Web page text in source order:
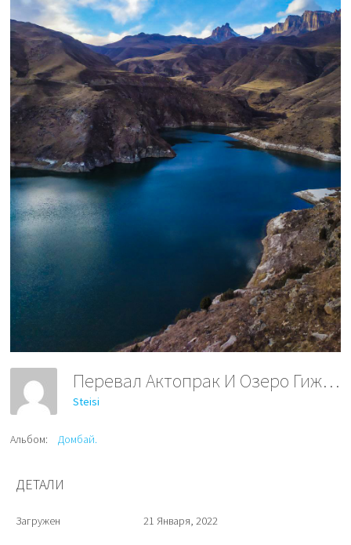
Перевал Актопрак И Озеро Гижгит 2
Steisi
Альбом: Домбай.
ДЕТАЛИ
Загружен 21 Января, 2022